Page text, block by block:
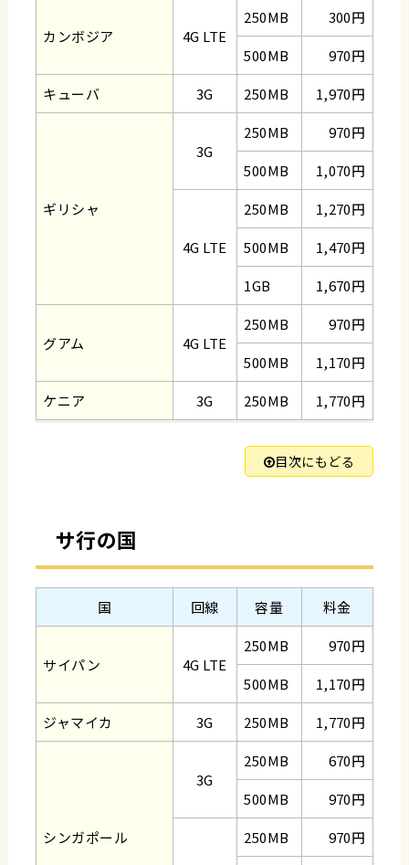
カンボジア 4G LTE
250MB
300円
500MB
970円
キューバ
3G 250MB 1,970円
ギリシャ
3G
250MB
970円
500MB
1,070円
4G LTE
250MB
1,270円
500MB
1,470円
1GB
1,670円
グアム 4G LTE
250MB
970円
500MB
1,170円
ケニア
3G 250MB 1,770円
目次にもどる
サ行の国
国 回線 容量 料金
サイパン 4G LTE
250MB
970円
500MB
1,170円
ジャマイカ
3G 250MB 1,770円
シンガポール
3G
250MB
670円
500MB
970円
250MB
970円